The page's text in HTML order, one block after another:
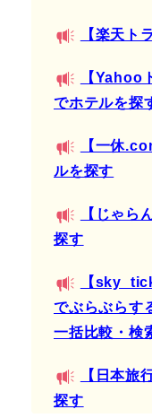
【楽天ト
【Yahoo
でホテルを探
【一休
ルを探す
【じゃら
探す
【
でぶらぶらす
一括比較・検
【日本旅
探す